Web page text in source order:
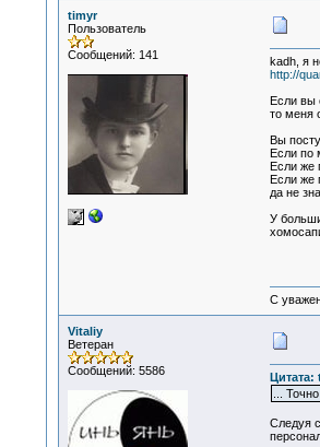
timyr
Пользователь
Сообщений: 141
kadh, я
http://
Если вы
то меня
Вы
Если по
Если же
Если же
да не
У
С
Vitaliy
Ветеран
Сообщений: 5586
Цитата:
...
Следуя